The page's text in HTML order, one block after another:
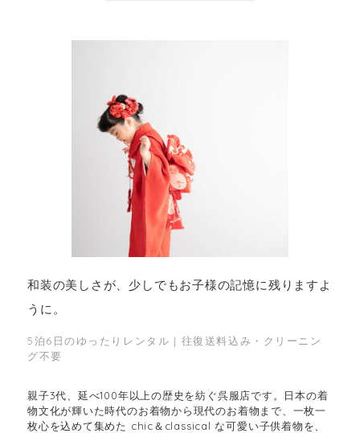
和装の美しさが、少しでもお子様の記憶に残りますよ
うに。
5泊6日のゆったりレンタル｜往復送料込み・クリーニン
グ不要
親子3代、延べ100年以上の歴史を紡ぐ呉服店です。日本の着
物文化が輝いた時代のお着物から現代のお着物まで、一枚一
枚心を込めて集めた chic＆classical な可愛い子供着物を、